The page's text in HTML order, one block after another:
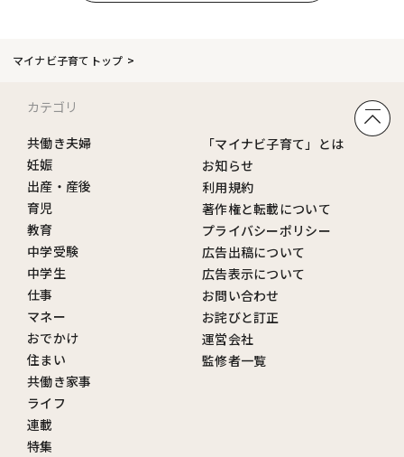
マイナビ子育てトップ
カテゴリ
共働き夫婦
妊娠
出産・産後
育児
教育
中学受験
中学生
仕事
マネー
おでかけ
住まい
共働き家事
ライフ
連載
特集
「マイナビ子育て」とは
お知らせ
利用規約
著作権と転載について
プライバシーポリシー
広告出稿について
広告表示について
お問い合わせ
お詫びと訂正
運営会社
監修者一覧